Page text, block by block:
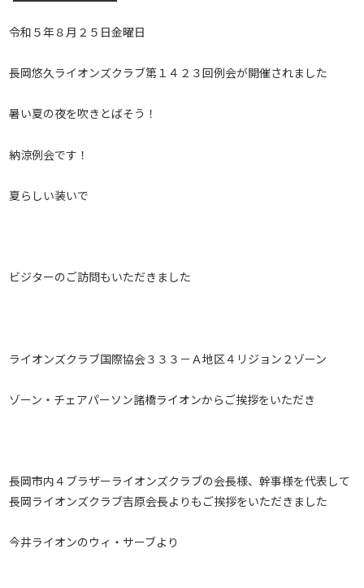
令和５年８月２５日金曜日
長岡悠久ライオンズクラブ第１４２３回例会が開催されました
暑い夏の夜を吹きとばそう！
納涼例会です！
夏らしい装いで
ビジターのご訪問もいただきました
ライオンズクラブ国際協会３３３－Ａ地区４リジョン２ゾーン
ゾーン・チェアパーソン諸橋ライオンからご挨拶をいただき
長岡市内４ブラザーライオンズクラブの会長様、幹事様を代表して
長岡ライオンズクラブ吉原会長よりもご挨拶をいただきました
今井ライオンのウィ・サーブより